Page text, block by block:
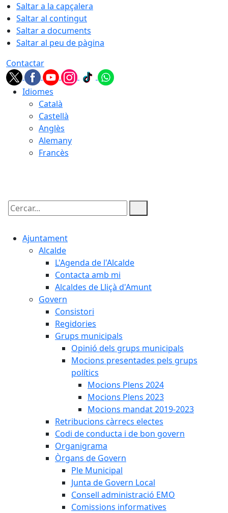
Saltar a la capçalera
Saltar al contingut
Saltar a documents
Saltar al peu de pàgina
Contactar
Idiomes
Català
Castellà
Anglès
Alemany
Francès
Cercar:
Ajuntament
Alcalde
L'Agenda de l'Alcalde
Contacta amb mi
Alcaldes de Lliçà d'Amunt
Govern
Consistori
Regidories
Grups municipals
Opinió dels grups municipals
Mocions presentades pels grups
polítics
Mocions Plens 2024
Mocions Plens 2023
Mocions mandat 2019-2023
Retribucions càrrecs electes
Codi de conducta i de bon govern
Organigrama
Òrgans de Govern
Ple Municipal
Junta de Govern Local
Consell administració EMO
Comissions informatives